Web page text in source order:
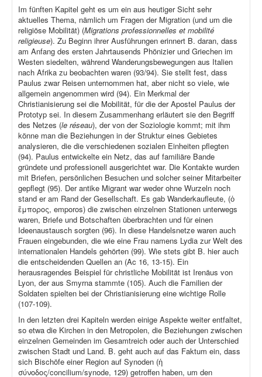
Im fünften Kapitel geht es um ein aus heutiger Sicht sehr
aktuelles Thema, nämlich um Fragen der Migration (und um die
religiöse Mobilität) (Migrations professionnelles et mobilité
religieuse). Zu Beginn ihrer Ausführungen erinnert B. daran, dass
am Anfang des ersten Jahrtausends Phönizier und Griechen im
Westen siedelten, während Wanderungsbewegungen aus Italien
nach Afrika zu beobachten waren (93/94). Sie stellt fest, dass
Paulus zwar Reisen unternommen hat, aber nicht so viele, wie
allgemein angenommen wird (94). Ein Merkmal der
Christianisierung sei die Mobilität, für die der Apostel Paulus der
Prototyp sei. In diesem Zusammenhang erläutert sie den Begriff
des Netzes (le réseau), der von der Soziologie kommt; mit ihm
könne man die Beziehungen in der Struktur eines Gebietes
analysieren, die die verschiedenen sozialen Einheiten pflegten
(94). Paulus entwickelte ein Netz, das auf familiäre Bande
gründete und professionell ausgerichtet war. Die Kontakte wurden
mit Briefen, persönlichen Besuchen und solcher seiner Mitarbeiter
gepflegt (95). Der antike Migrant war weder ohne Wurzeln noch
stand er am Rand der Gesellschaft. Es gab Wanderkaufleute, (ὁ
ἔμπορος, emporos) die zwischen einzelnen Stationen unterwegs
waren, Briefe und Botschaften überbrachten und für einen
Ideenaustausch sorgten (96). In diese Handelsnetze waren auch
Frauen eingebunden, die wie eine Frau namens Lydia zur Welt des
internationalen Handels gehörten (99). Wie stets gibt B. hier auch
die entscheidenden Quellen an (Ac 16, 13-15). Ein
herausragendes Beispiel für christliche Mobilität ist Irenäus von
Lyon, der aus Smyrna stammte (105). Auch die Familien der
Soldaten spielten bei der Christianisierung eine wichtige Rolle
(107-109).
In den letzten drei Kapiteln werden einige Aspekte weiter entfaltet,
so etwa die Kirchen in den Metropolen, die Beziehungen zwischen
einzelnen Gemeinden im Gesamtreich oder auch der Unterschied
zwischen Stadt und Land. B. geht auch auf das Faktum ein, dass
sich Bischöfe einer Region auf Synoden (ἡ
σύνοδος/concilium/synode, 129) getroffen haben, um den